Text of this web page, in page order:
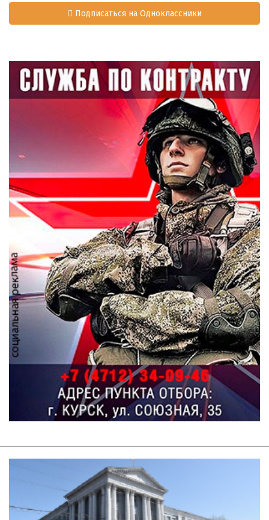
Подписаться на Одноклассники